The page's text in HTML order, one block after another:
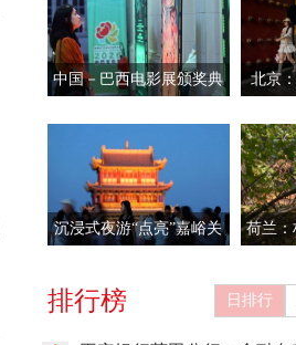
中国－巴西电影展颁奖典
北京
沉浸式夜游“点亮”嘉峪关
荷兰：
排行榜 日排行